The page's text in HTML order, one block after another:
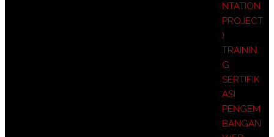
NTATION
PROJECT
)
TRAININ
G
SERTIFIK
ASI
PENGEM
BANGAN